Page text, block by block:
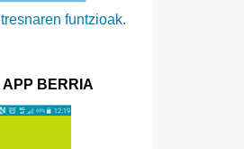
funtzioak.
BERRIA